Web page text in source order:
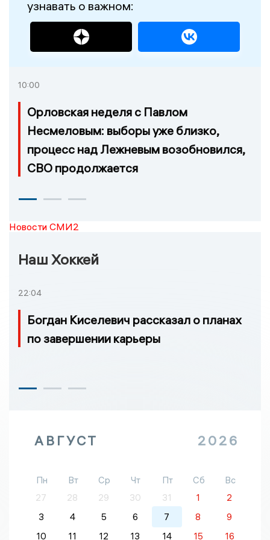
узнавать о важном:
10:00
Орловская неделя с Павлом
Несмеловым: выборы уже близко,
процесс над Лежневым возобновился,
СВО продолжается
Новости СМИ2
Наш Хоккей
22:04
Богдан Киселевич рассказал о планах
по завершении карьеры
АВГУСТ 2026
Пн Вт Ср Чт Пт Сб
Вс
27
28 29 30 31 1
2
3
4 5 6 7 8
9
10
11 12 13 14 15 16